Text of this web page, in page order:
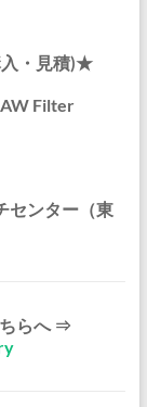
・見積)★
Filter
センター（東
らへ ⇒